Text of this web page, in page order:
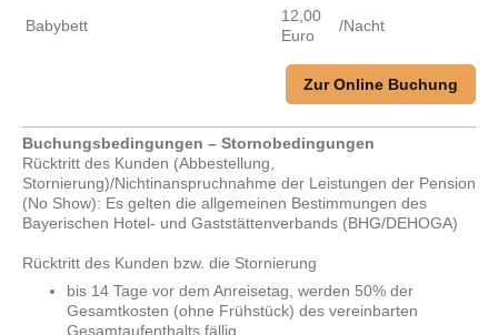
Babybett
12,00
Euro
/Nacht
Zur Online Buchung
Buchungsbedingungen – Stornobedingungen
Rücktritt des Kunden (Abbestellung,
Stornierung)/Nichtinanspruchnahme der Leistungen der Pension
(No Show): Es gelten die allgemeinen Bestimmungen des
Bayerischen Hotel- und Gaststättenverbands (BHG/DEHOGA)
Rücktritt des Kunden bzw. die Stornierung
bis 14 Tage vor dem Anreisetag, werden 50% der
Gesamtkosten (ohne Frühstück) des vereinbarten
Gesamtaufenthalts fällig